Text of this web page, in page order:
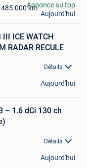
485.000 km
Annonce au top
Aujourd'hui
III ICE WATCH
RADAR RECULE
Détails
Aujourd'hui
– 1.6 dCi 130 ch
Détails
Aujourd'hui